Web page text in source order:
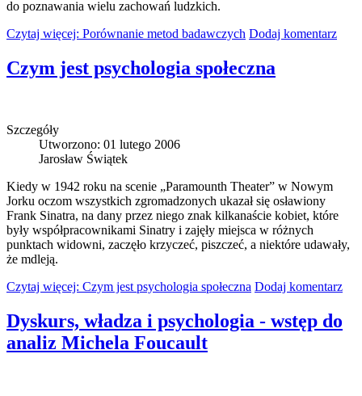
do poznawania wielu zachowań ludzkich.
Czytaj więcej: Porównanie metod badawczych Dodaj komentarz
Czym jest psychologia społeczna
Szczegóły
Utworzono: 01 lutego 2006
Jarosław Świątek
Kiedy w 1942 roku na scenie „Paramounth Theater” w Nowym
Jorku oczom wszystkich zgromadzonych ukazał się osławiony
Frank Sinatra, na dany przez niego znak kilkanaście kobiet, które
były współpracownikami Sinatry i zajęły miejsca w różnych
punktach widowni, zaczęło krzyczeć, piszczeć, a niektóre udawały,
że mdleją.
Czytaj więcej: Czym jest psychologia społeczna Dodaj komentarz
Dyskurs, władza i psychologia - wstęp do
analiz Michela Foucault